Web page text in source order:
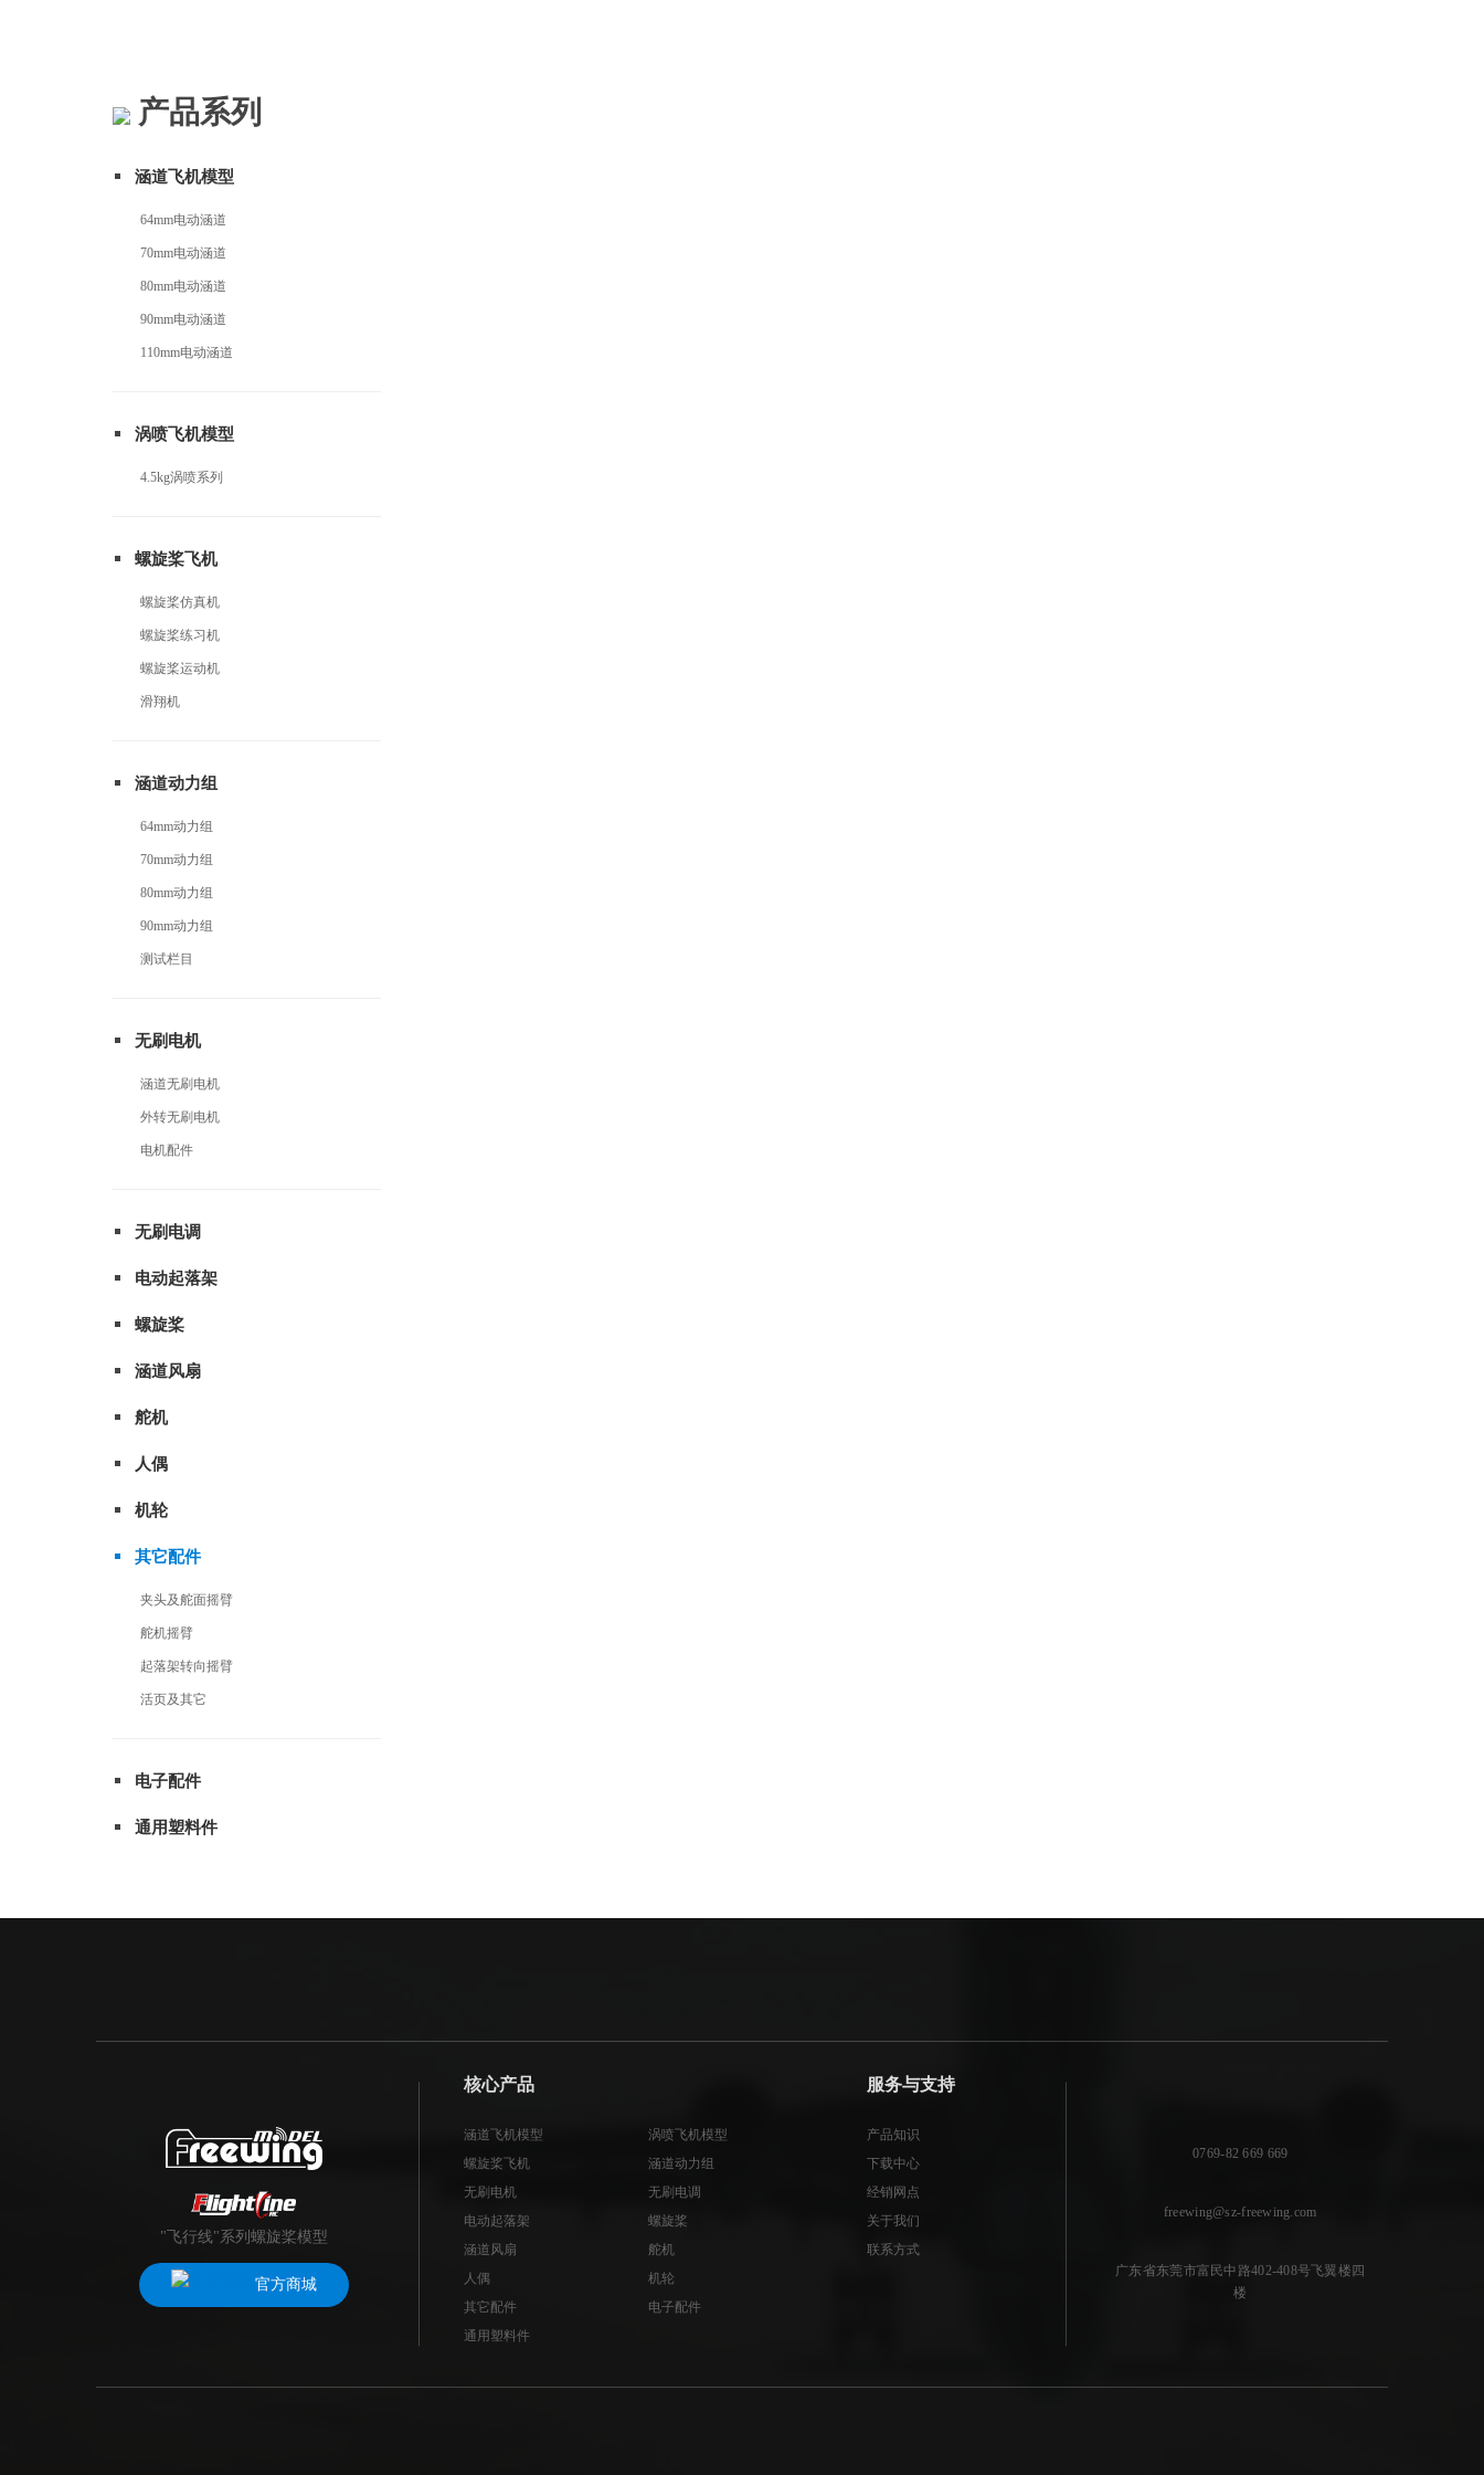
产品系列
涵道飞机模型
64mm电动涵道
70mm电动涵道
80mm电动涵道
90mm电动涵道
110mm电动涵道
涡喷飞机模型
4.5kg涡喷系列
螺旋桨飞机
螺旋桨仿真机
螺旋桨练习机
螺旋桨运动机
滑翔机
涵道动力组
64mm动力组
70mm动力组
80mm动力组
90mm动力组
测试栏目
无刷电机
涵道无刷电机
外转无刷电机
电机配件
无刷电调
电动起落架
螺旋桨
涵道风扇
舵机
人偶
机轮
其它配件
夹头及舵面摇臂
舵机摇臂
起落架转向摇臂
活页及其它
电子配件
通用塑料件
"飞行线"系列螺旋桨模型
官方商城
核心产品
涵道飞机模型
涡喷飞机模型
螺旋桨飞机
涵道动力组
无刷电机
无刷电调
电动起落架
螺旋桨
涵道风扇
舵机
人偶
机轮
其它配件
电子配件
通用塑料件
服务与支持
产品知识
下载中心
经销网点
关于我们
联系方式
0769-82 669 669
freewing@sz-freewing.com
广东省东莞市富民中路402-408号飞翼楼四
楼